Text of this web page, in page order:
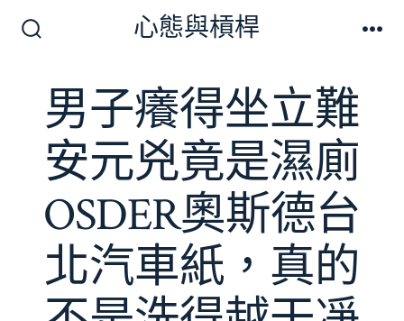
開
關
心態與槓桿
男子癢得坐立難
安元兇竟是濕廁
OSDER奧斯德台
北汽車紙，真的